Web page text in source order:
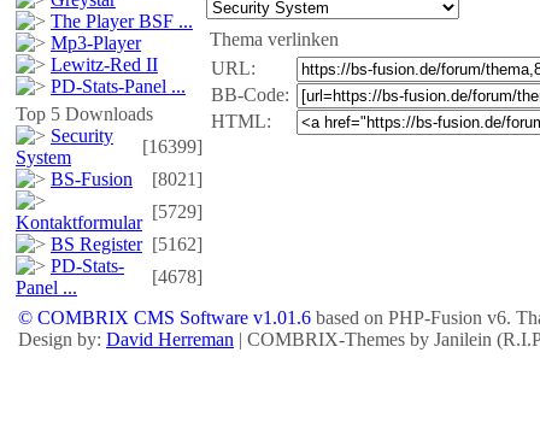
The Player BSF ...
Mp3-Player
Lewitz-Red II
PD-Stats-Panel ...
Top 5 Downloads
Security
System
[16399]
BS-Fusion
[8021]
Kontaktformular
[5729]
BS Register [5162]
PD-Stats-
Panel ...
[4678]
Thema verlinken
URL:
BB-Code:
HTML:
© COMBRIX CMS Software v1.01.6 based on PHP-Fusion v6.
Design by: David Herreman | COMBRIX-Themes by Janilein